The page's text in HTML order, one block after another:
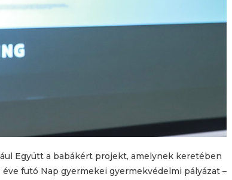
Együtt a babákért projekt, amelynek keretében
futó Nap gyermekei gyermekvédelmi pályázat –